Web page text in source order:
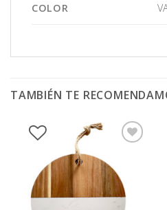
COLOR
TAMBIÉN TE